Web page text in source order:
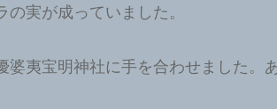
実が成っていました。
夷宝明神社に手を合わせました。